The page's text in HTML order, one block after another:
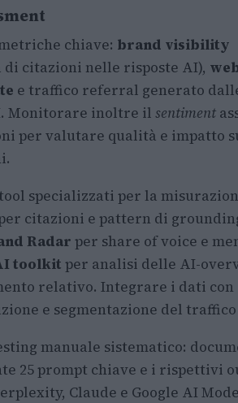
chiave: brand visibility
di citazioni nelle risposte AI),
e traffico referral generato
Monitorare inoltre il sentiment
per valutare qualità e impatto
specializzati per la
citazioni e pattern di
Radar per share of voice e
toolkit per analisi delle AI-
relativo. Integrare i dati con
e segmentazione del
manuale sistematico:
25 prompt chiave e i rispettivi
Claude e Google AI